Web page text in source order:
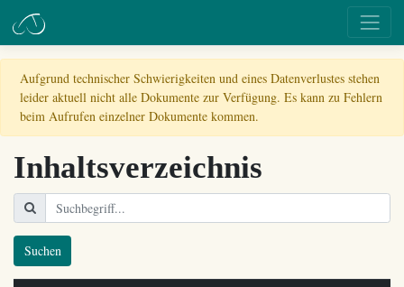
Aufgrund technischer Schwierigkeiten und eines Datenverlustes stehen
leider aktuell nicht alle Dokumente zur Verfügung. Es kann zu Fehlern
beim Aufrufen einzelner Dokumente kommen.
Inhaltsverzeichnis
Suchen